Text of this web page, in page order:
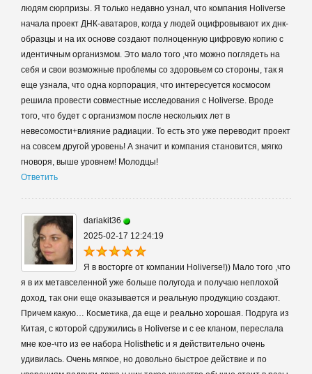
людям сюрпризы. Я только недавно узнал, что компания Holiverse
начала проект ДНК-аватаров, когда у людей оцифровывают их днк-
образцы и на их основе создают полноценную цифровую копию с
идентичным организмом. Это мало того ,что можно поглядеть на
себя и свои возможные проблемы со здоровьем со стороны, так я
еще узнала, что одна корпорация, что интересуется космосом
решила провести совместные исследования с Holiverse. Вроде
того, что будет с организмом после нескольких лет в
невесомости+влияние радиации. То есть это уже переводит проект
на совсем другой уровень! А значит и компания становится, мягко
гноворя, выше уровнем! Молодцы!
Ответить
dariakit36
2025-02-17 12:24:19
Я в восторге от компании Holiverse!)) Мало того ,что
я в их метавселенной уже больше полугода и получаю неплохой
доход, так они еще оказывается и реальную продукцию создают.
Причем какую… Косметика, да еще и реально хорошая. Подруга из
Китая, с которой сдружились в Holiverse и с ее кланом, переслала
мне кое-что из ее набора Holisthetic и я действительно очень
удивилась. Очень мягкое, но довольно быстрое действие и по